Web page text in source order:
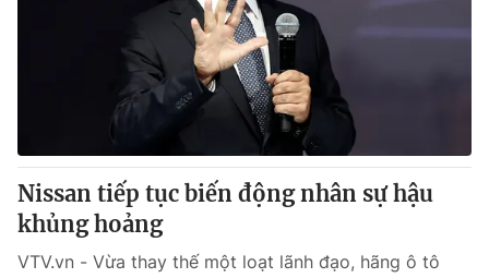
Nissan tiếp tục biến động nhân sự hậu
khủng hoảng
VTV.vn - Vừa thay thế một loạt lãnh đạo, hãng ô tô